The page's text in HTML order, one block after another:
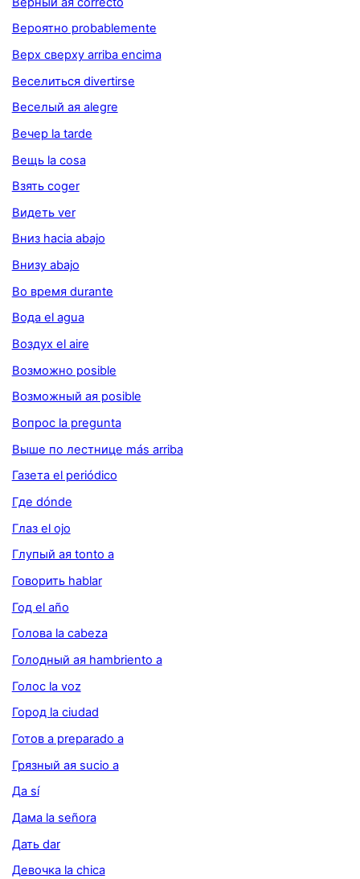
Вероятно probablemente
Верх сверху arriba encima
Веселиться divertirse
Веселый ая alegre
Вечер la tarde
Вещь la cosa
Взять coger
Видеть ver
Вниз hacia abajo
Внизу abajo
Во время durante
Вода el agua
Воздух el aire
Возможно posible
Возможный ая posible
Вопрос la pregunta
Выше по лестнице más arriba
Газета el periódico
Где dónde
Глаз el ojo
Глупый ая tonto a
Говорить hablar
Год el año
Голова la cabeza
Голодный ая hambriento a
Голос la voz
Город la ciudad
Готов а preparado a
Грязный ая sucio a
Да sí
Дама la señora
Дать dar
Девочка la chica